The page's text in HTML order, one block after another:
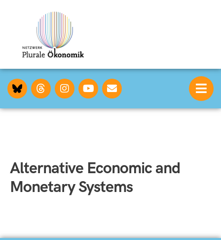
Alternative Economic and
Monetary Systems